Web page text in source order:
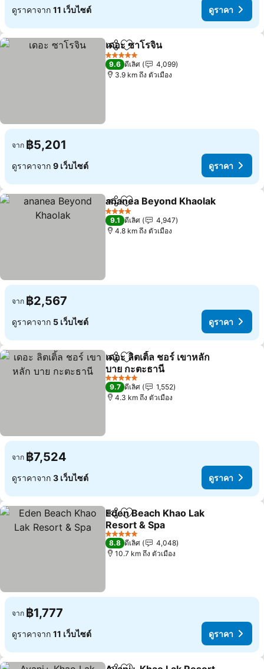
ดูราคาจาก 11 เว็บไซต์ ดูราคา
แชร์ เพิ่มในรายการโปรด
เดอะ ซาโรจิน
5 ดาว
9.6 ดีเลิศ
4,099
3.9 km ถึง ตัวเมือง
จาก ฿5,201
ดูราคาจาก 9 เว็บไซต์ ดูราคา
แชร์ เพิ่มในรายการโปรด
ananea Beyond Khaolak
4 ดาว
9.1 ดีเลิศ
4,947
4.8 km ถึง ตัวเมือง
จาก ฿2,567
ดูราคาจาก 5 เว็บไซต์ ดูราคา
แชร์ เพิ่มในรายการโปรด
เดอะ ลิตเติ้ล ชอร์ เขาหลัก
บาย กะตะธานี
ดูราคา
5 ดาว
9.7 ดีเลิศ
1,552
4.3 km ถึง ตัวเมือง
จาก ฿7,524
ดูราคาจาก 3 เว็บไซต์ ดูราคา
แชร์ เพิ่มในรายการโปรด
Eden Beach Khao Lak
Resort & Spa
ดูราคา
5 ดาว
8.8 ดีเลิศ
4,048
10.7 km ถึง ตัวเมือง
จาก ฿1,777
ดูราคาจาก 11 เว็บไซต์ ดูราคา